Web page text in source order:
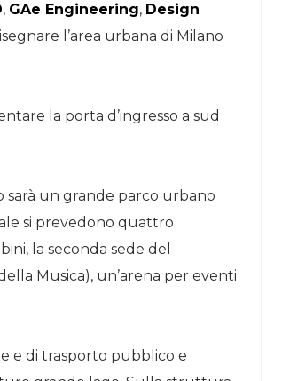
, GAe Engineering, Design
l’area urbana di Milano
la porta d’ingresso a sud
un grande parco urbano
si prevedono quattro
la seconda sede del
Musica), un’arena per eventi
e di trasporto pubblico e